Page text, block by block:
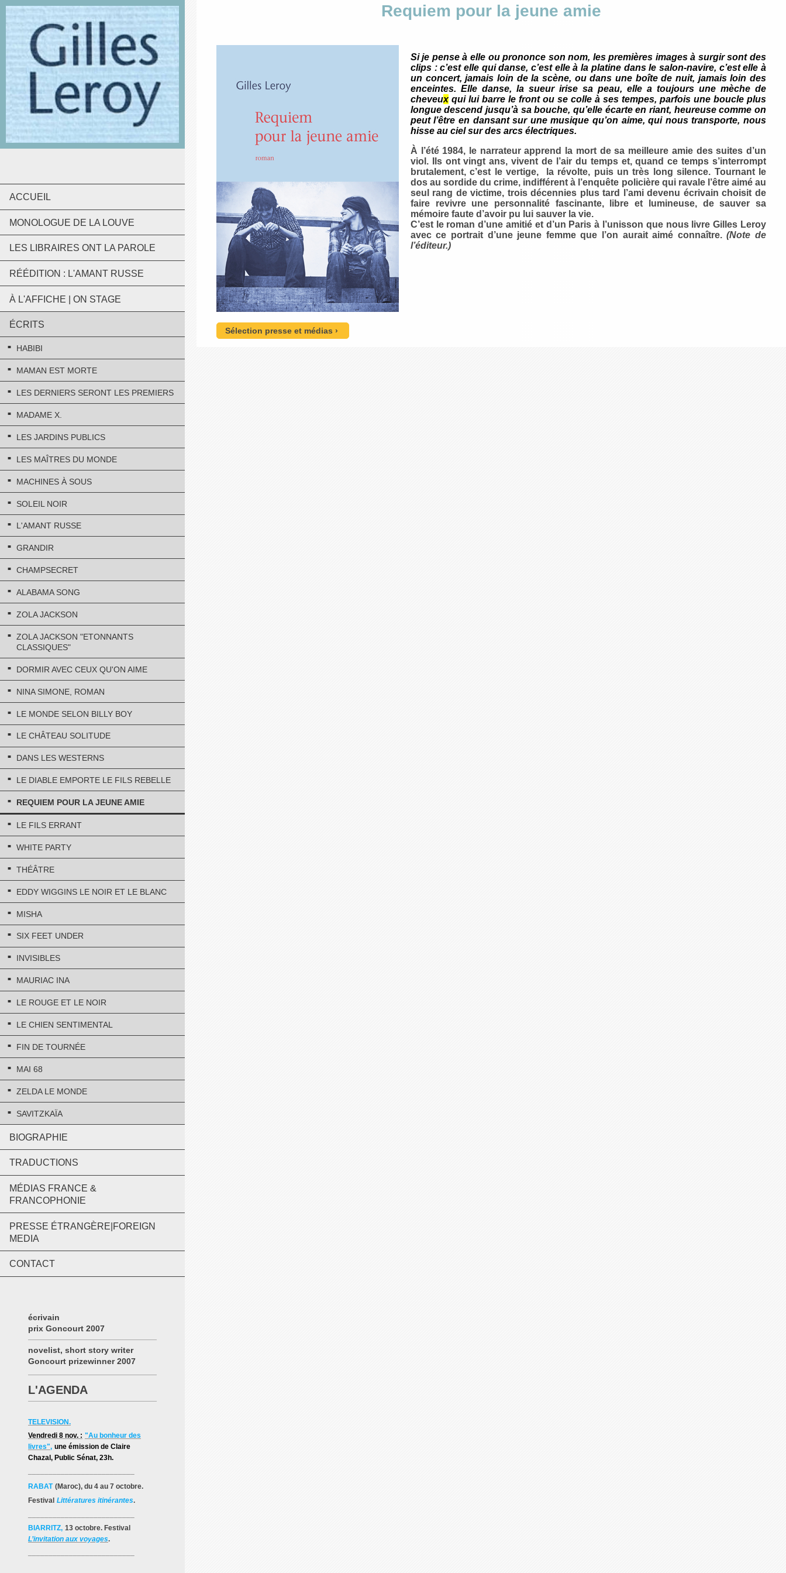
ACCUEIL
MONOLOGUE DE LA LOUVE
LES LIBRAIRES ONT LA PAROLE
RÉÉDITION : L'AMANT RUSSE
À L'AFFICHE | ON STAGE
ÉCRITS
HABIBI
MAMAN EST MORTE
LES DERNIERS SERONT LES PREMIERS
MADAME X.
LES JARDINS PUBLICS
LES MAÎTRES DU MONDE
MACHINES À SOUS
SOLEIL NOIR
L'AMANT RUSSE
GRANDIR
CHAMPSECRET
ALABAMA SONG
ZOLA JACKSON
ZOLA JACKSON "ETONNANTS
CLASSIQUES"
DORMIR AVEC CEUX QU'ON AIME
NINA SIMONE, ROMAN
LE MONDE SELON BILLY BOY
LE CHÂTEAU SOLITUDE
DANS LES WESTERNS
LE DIABLE EMPORTE LE FILS REBELLE
REQUIEM POUR LA JEUNE AMIE
LE FILS ERRANT
WHITE PARTY
THÉÂTRE
EDDY WIGGINS LE NOIR ET LE BLANC
MISHA
SIX FEET UNDER
INVISIBLES
MAURIAC INA
LE ROUGE ET LE NOIR
LE CHIEN SENTIMENTAL
FIN DE TOURNÉE
MAI 68
ZELDA LE MONDE
SAVITZKAÏA
BIOGRAPHIE
TRADUCTIONS
MÉDIAS FRANCE &
FRANCOPHONIE
PRESSE ÉTRANGÈRE|FOREIGN
MEDIA
CONTACT
écrivain
prix Goncourt 2007
novelist, short story writer
Goncourt prizewinner 2007
L'AGENDA
TELEVISION.
Vendredi 8 nov. : "Au bonheur des
livres", une émission de Claire
Chazal , Public Sénat, 23h.
RABAT (Maroc), du 4 au 7 octobre.
Festival Littératures itinérantes.
BIARRITZ, 13 octobre. Festival
L’invitation aux voyages.
Requiem pour la jeune amie
Si je pense à elle ou prononce son nom, les premières images à surgir sont des
clips : c’est elle qui danse, c’est elle à la platine dans le salon-navire, c’est elle à
un concert, jamais loin de la scène, ou dans une boîte de nuit, jamais loin des
enceintes. Elle danse, la sueur irise sa peau, elle a toujours une mèche de
cheveuxqui lui barre le front ou se colle à ses tempes, parfois une boucle plus
longue descend jusqu’à sa bouche, qu’elle écarte en riant, heureuse comme on
peut l’être en dansant sur une musique qu’on aime, qui nous transporte, nous
hisse au ciel sur des arcs électriques.
À l’été 1984, le narrateur apprend la mort de sa meilleure amie des suites d’un
viol. Ils ont vingt ans, vivent de l’air du temps et, quand ce temps s’interrompt
brutalement, c’est le vertige, la révolte, puis un très long silence. Tournant le
dos au sordide du crime, indifférent à l’enquête policière qui ravale l’être aimé au
seul rang de victime, trois décennies plus tard l’ami devenu écrivain choisit de
faire revivre une personnalité fascinante, libre et lumineuse, de sauver sa
mémoire faute d’avoir pu lui sauver la vie.
C’est le roman d’une amitié et d’un Paris à l’unisson que nous livre Gilles Leroy
avec ce portrait d’une jeune femme que l’on aurait aimé connaître.(Note de
l’éditeur.)
Sélection presse et médias